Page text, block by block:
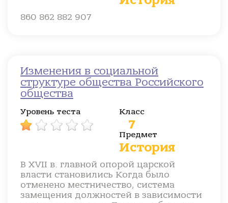
860 862 882 907
Изменения в социальной
структуре общества Российского
общества
Уровень теста Класс
7
Предмет
История
В XVII в. главной опорой царской
власти становились Когда было
отменено местничество, система
замещения должностей в зависимости